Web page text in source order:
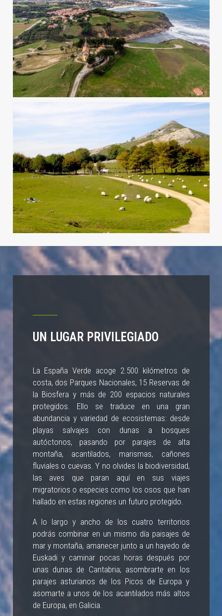
UN LUGAR PRIVILEGIADO
La España Verde acoge 2.500 kilómetros de
costa, dos Parques Nacionales, 15 Reservas de
la Biosfera y más de 200 espacios naturales
protegidos. Ello se traduce en una gran
abundancia y variedad de ecosistemas: desde
playas salvajes con dunas a bosques
autóctonos, pasando por parajes de alta
montaña, acantilados, marismas, cañones
fluviales o cuevas. Y no olvides la biodiversidad,
las aves que paran aquí en sus viajes
migratorios o especies como los osos que han
hallado en estas regiones un futuro protegido.
A lo largo y ancho de los cuatro territorios
podrás combinar en un mismo día paisajes de
mar y montaña, amanecer junto a un hayedo de
Euskadi y caminar pocas horas después por
unas dunas de Cantabria; asombrarte en los
parajes asturianos de los Picos de Europa y
asomarte a unos de los acantilados más altos
de Europa, en Galicia.